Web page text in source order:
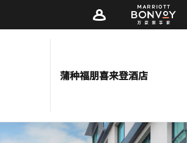
蒲种福朋喜来登酒店